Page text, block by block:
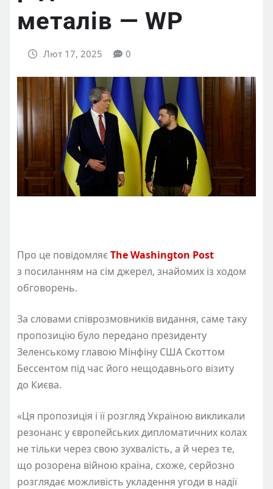
металів — WP
Лют 17, 2025 0
Про це повідомляє The Washington Post
з посиланням на сім джерел, знайомих із ходом
обговорень.
За словами співрозмовників видання, саме таку
пропозицію було передано президенту
Зеленському главою Мінфіну США Скоттом
Бессентом під час його нещодавнього візиту
до Києва.
«Ця пропозиція і її розгляд Україною викликали
резонанс у європейських дипломатичних колах
не тільки через свою зухвалість, а й через те,
що розорена війною країна, схоже, серйозно
розглядає можливість укладення угоди в надії